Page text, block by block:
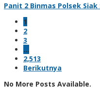
Panit 2 Binmas Polsek
1
2
3
…
2,513
Berikutnya
No More Posts Available.